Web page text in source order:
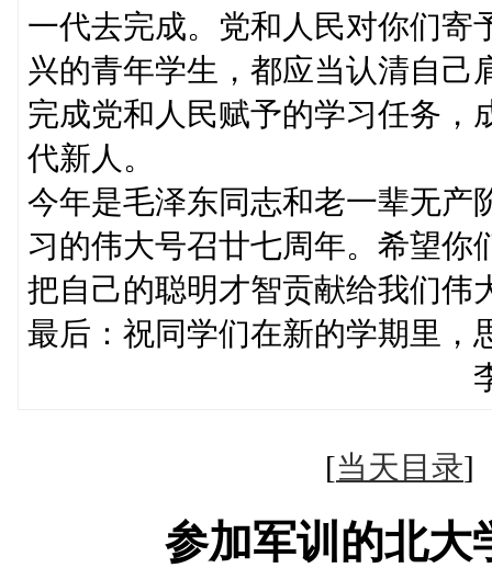
一代去完成。党和人民对你们寄
兴的青年学生，都应当认清自己
完成党和人民赋予的学习任务，
代新人。
今年是毛泽东同志和老一辈无产
习的伟大号召廿七周年。希望你
把自己的聪明才智贡献给我们伟
最后：祝同学们在新的学期里，
李铁映 １９９
[当天目录
参加军训的北大